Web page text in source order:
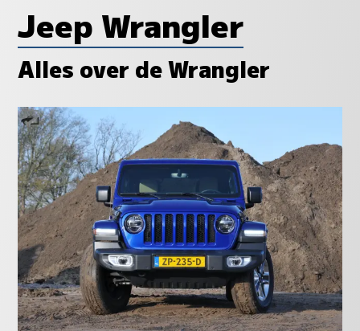
Jeep Wrangler
Alles over de Wrangler